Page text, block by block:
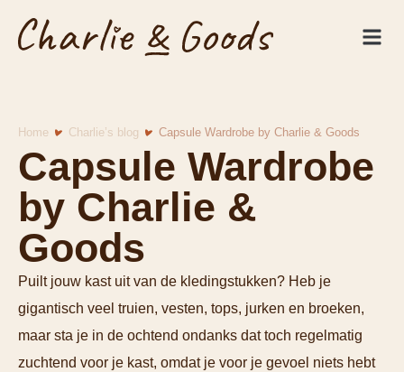
Home Charlie’s blog Capsule Wardrobe by Charlie & Goods
Capsule Wardrobe
by Charlie &
Goods
Puilt jouw kast uit van de kledingstukken? Heb je
gigantisch veel truien, vesten, tops, jurken en broeken,
maar sta je in de ochtend ondanks dat toch regelmatig
zuchtend voor je kast, omdat je voor je gevoel niets hebt